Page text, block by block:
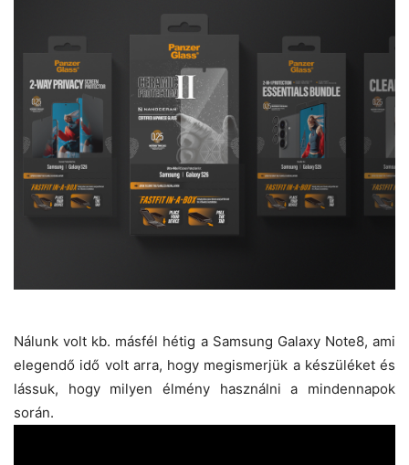
Nálunk volt kb. másfél hétig a Samsung Galaxy Note8, ami
elegendő idő volt arra, hogy megismerjük a készüléket és
lássuk, hogy milyen élmény használni a mindennapok
során.